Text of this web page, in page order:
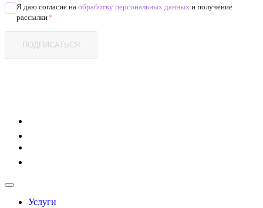
Я даю согласие на обработку персональных данных и получение
рассылки*
ПОДПИСАТЬСЯ
Услуги